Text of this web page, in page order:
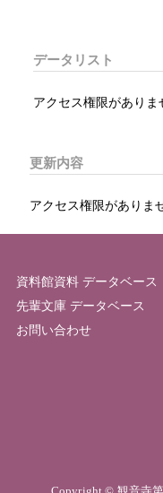
データリスト
アクセス権限がありま
更新内容
アクセス権限がありま
資料館資料 データベース
先輩文庫 データベース
お問い合わせ